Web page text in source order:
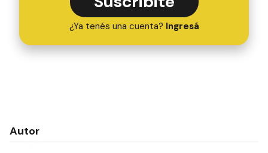
¿Ya tenés una cuenta? Ingresá
Autor